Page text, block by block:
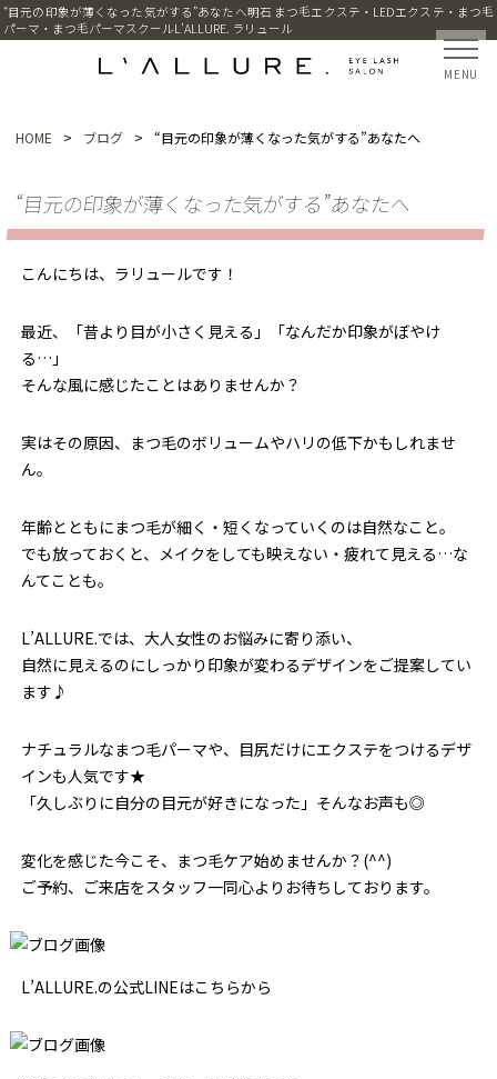
“目元の印象が薄くなった気がする”あなたへ明石 まつ毛エクステ・LEDエクステ・まつ毛
パーマ・まつ毛パーマスクールL’ALLURE. ラリュール
MENU
HOME > ブログ > “目元の印象が薄くなった気がする”あなたへ
“目元の印象が薄くなった気がする”あなたへ
こんにちは、ラリュールです！
最近、「昔より目が小さく見える」「なんだか印象がぼやけ
る…」
そんな風に感じたことはありませんか？
実はその原因、まつ毛のボリュームやハリの低下かもしれませ
ん。
年齢とともにまつ毛が細く・短くなっていくのは自然なこと。
でも放っておくと、メイクをしても映えない・疲れて見える…な
んてことも。
L’ALLURE.では、大人女性のお悩みに寄り添い、
自然に見えるのにしっかり印象が変わるデザインをご提案してい
ます♪
ナチュラルなまつ毛パーマや、目尻だけにエクステをつけるデザ
インも人気です★
「久しぶりに自分の目元が好きになった」そんなお声も◎
変化を感じた今こそ、まつ毛ケア始めませんか？(^^)
ご予約、ご来店をスタッフ一同心よりお待ちしております。
L’ALLURE.の公式LINEはこちらから